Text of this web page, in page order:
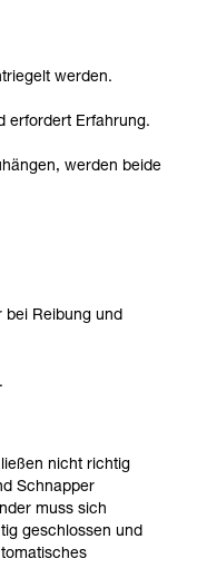
werden.
erfordert Erfahrung.
werden beide
bei Reibung und
nicht richtig
Schnapper
muss sich
geschlossen und